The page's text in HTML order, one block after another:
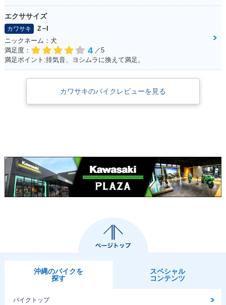
エクササイズ
カワサキ
Ｚ−I
ニックネーム：犬
満足度：
4 ／5
満足ポイント:排気音、ヨシムラに換えて満足。
カワサキのバイクレビューを見る
沖縄のバイクを
探す
スペシャル
コンテンツ
バイクトップ